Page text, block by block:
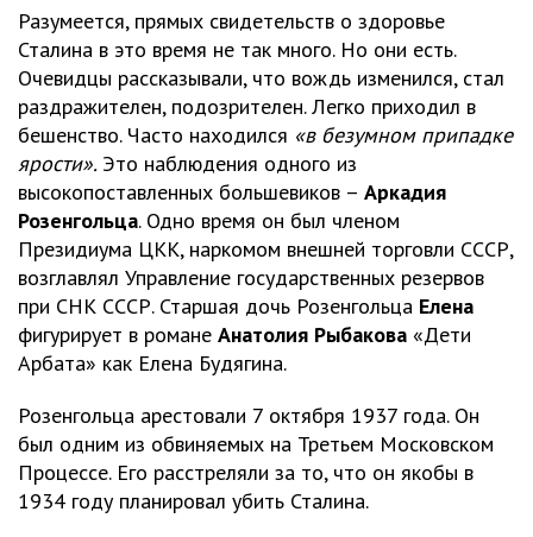
Разумеется, прямых свидетельств о здоровье
Сталина в это время не так много. Но они есть.
Очевидцы рассказывали, что вождь изменился, стал
раздражителен, подозрителен. Легко приходил в
бешенство. Часто находился «в безумном припадке
ярости». Это наблюдения одного из
высокопоставленных большевиков – Аркадия
Розенгольца. Одно время он был членом
Президиума ЦКК, наркомом внешней торговли СССР,
возглавлял Управление государственных резервов
при СНК СССР. Старшая дочь Розенгольца Елена
фигурирует в романе Анатолия Рыбакова «Дети
Арбата» как Елена Будягина.
Розенгольца арестовали 7 октября 1937 года. Он
был одним из обвиняемых на Третьем Московском
Процессе. Его расстреляли за то, что он якобы в
1934 году планировал убить Сталина.